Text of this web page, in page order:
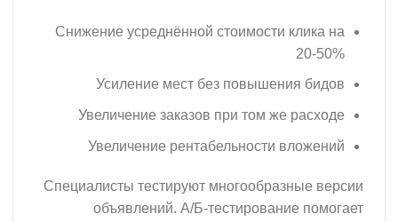
Снижение усреднённой стоимости клика на
20-50%
Усиление мест без повышения бидов
Увеличение заказов при том же расходе
Увеличение рентабельности вложений
Специалисты тестируют многообразные версии
объявлений. А/Б-тестирование помогает